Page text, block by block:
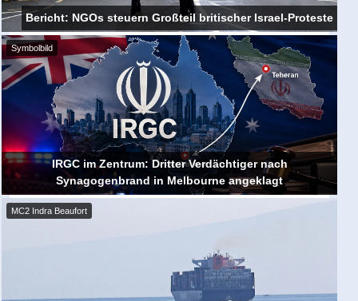
Bericht: NGOs steuern Großteil britischer Israel-Proteste
Symbolbild
IRGC im Zentrum: Dritter Verdächtiger nach
Synagogenbrand in Melbourne angeklagt
MC2 Indra Beaufort